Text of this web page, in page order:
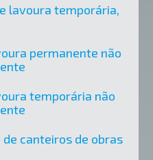
lavoura temporária,
permanente não
temporária não
canteiros de obras